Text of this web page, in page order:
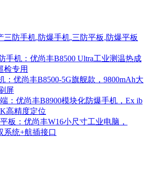
三防手机,防爆手机,三防平板,防爆平板
手机：优尚丰B8500 Ultra工业测温热成
检专用
：优尚丰B8500-5G旗舰款，9800mAh大
屏
：优尚丰B8900模块化防爆手机，Ex ib
高精度定位
板：优尚丰W16小尺寸工业电脑，
系统+航插接口